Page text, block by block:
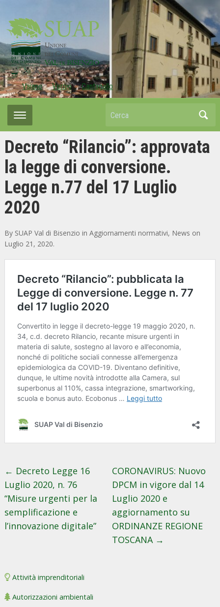
Vaiano Vernio Cantagallo
Cerca
Attività imprenditoriali
Autorizzazioni ambientali
Decreto “Rilancio”: approvata
la legge di conversione.
Legge n.77 del 17 Luglio
2020
By SUAP Val di Bisenzio in Aggiornamenti normativi, News on
Luglio 21, 2020.
← Decreto Legge 16
Luglio 2020, n. 76
“Misure urgenti per la
semplificazione e
l’innovazione digitale”
CORONAVIRUS: Nuovo
DPCM in vigore dal 14
Luglio 2020 e
aggiornamento su
ORDINANZE REGIONE
TOSCANA →